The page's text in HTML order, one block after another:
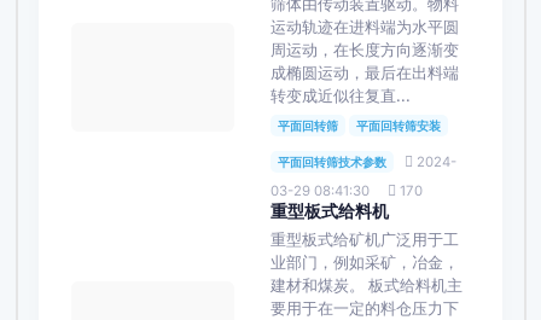
筛体由传动装置驱动。物料
运动轨迹在进料端为水平圆
周运动，在长度方向逐渐变
成椭圆运动，最后在出料端
转变成近似往复直...
平面回转筛 平面回转筛安装
平面回转筛技术参数
2024-
03-29 08:41:30
170
重型板式给料机
重型板式给矿机广泛用于工
业部门，例如采矿，冶金，
建材和煤炭。 板式给料机主
要用于在一定的料仓压力下